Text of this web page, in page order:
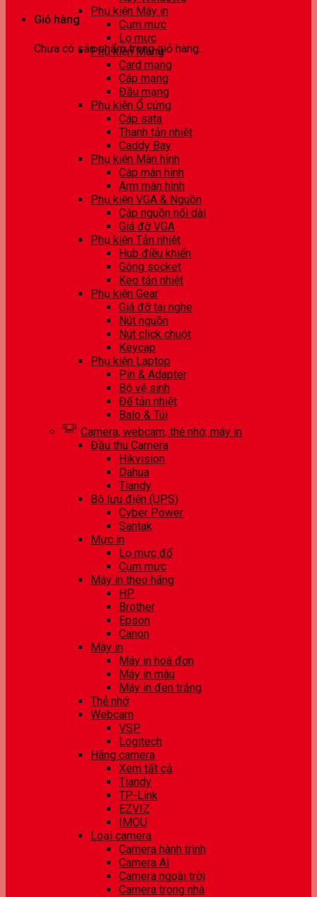
Giỏ hàng
Chưa có sản phẩm trong giỏ hàng.
Phụ kiện Máy in
Cụm mực
Lọ mực
Phụ kiện Mạng
Card mạng
Cáp mạng
Đầu mạng
Phụ kiện Ổ cứng
Cáp sata
Thanh tản nhiệt
Caddy Bay
Phụ kiện Màn hình
Cáp màn hình
Arm màn hình
Phụ kiện VGA & Nguồn
Cáp nguồn nối dài
Giá đỡ VGA
Phụ kiện Tản nhiệt
Hub điều khiển
Gông socket
Keo tản nhiệt
Phụ kiện Gear
Giá đỡ tai nghe
Nút nguồn
Nút click chuột
Keycap
Phụ kiện Laptop
Pin & Adapter
Bộ vệ sinh
Đế tản nhiệt
Balo & Túi
Camera, webcam, thẻ nhớ, máy in
Đầu thu Camera
Hikvision
Dahua
Tiandy
Bộ lưu điện (UPS)
Cyber Power
Santak
Mực in
Lọ mực đổ
Cụm mực
Máy in theo hãng
HP
Brother
Epson
Canon
Máy in
Máy in hoá đơn
Máy in màu
Máy in đen trắng
Thẻ nhớ
Webcam
VSP
Logitech
Hãng camera
Xem tất cả
Tiandy
TP-Link
EZVIZ
IMOU
Loại camera
Camera hành trình
Camera AI
Camera ngoài trời
Camera trong nhà